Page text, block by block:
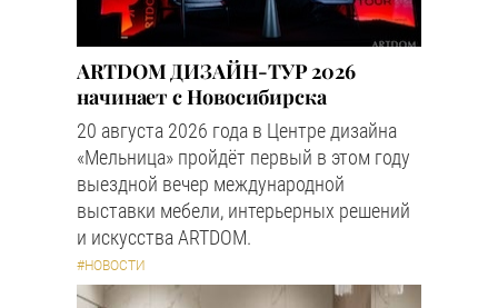
ARTDOM ДИЗАЙН-ТУР 2026
начинает с Новосибирска
20 августа 2026 года в Центре дизайна
«Мельница» пройдёт первый в этом году
выездной вечер международной
выставки мебели, интерьерных решений
и искусства ARTDOM.
#НОВОСТИ